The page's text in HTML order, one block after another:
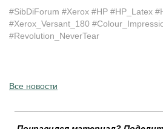
#SibDiForum #Xerox #HP #HP_Latex
#Xerox_Versant_180
#Revolution_NeverTear
Все новости